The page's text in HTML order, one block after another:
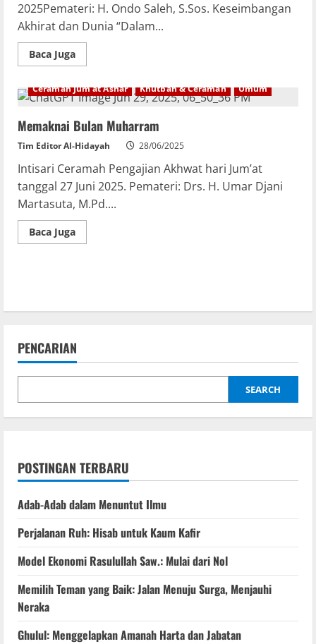
2025Pemateri: H. Ondo Saleh, S.Sos. Keseimbangan
Akhirat dan Dunia “Dalam...
Baca Juga
Ceramah Jum'at Ashar Khutbah & Ceramah Umum
Memaknai Bulan Muharram
Tim Editor Al-Hidayah 28/06/2025
Intisari Ceramah Pengajian Akhwat hari Jum’at
tanggal 27 Juni 2025. Pemateri: Drs. H. Umar Djani
Martasuta, M.Pd....
Baca Juga
PENCARIAN
SEARCH
POSTINGAN TERBARU
Adab-Adab dalam Menuntut Ilmu
Perjalanan Ruh: Hisab untuk Kaum Kafir
Model Ekonomi Rasulullah Saw.: Mulai dari Nol
Memilih Teman yang Baik: Jalan Menuju Surga, Menjauhi
Neraka
Ghulul: Menggelapkan Amanah Harta dan Jabatan